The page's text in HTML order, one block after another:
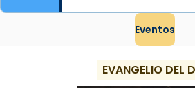
Eventos
EVANGELIO DEL